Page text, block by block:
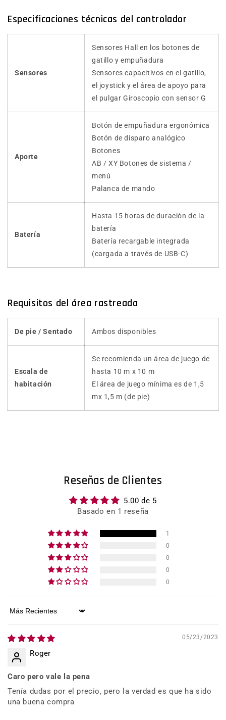
Especificaciones técnicas del controlador
Sensores
Sensores Hall en los botones de
gatillo y empuñadura
Sensores capacitivos en el gatillo,
el joystick y el área de apoyo para
el pulgar Giroscopio con sensor G
Aporte
Botón de empuñadura ergonómica
Botón de disparo analógico
Botones
AB / XY Botones de sistema /
menú
Palanca de mando
Batería
Hasta 15 horas de duración de la
batería
Batería recargable integrada
(cargada a través de USB-C)
Requisitos del área rastreada
De pie / Sentado Ambos disponibles
Escala de
habitación
Se recomienda un área de juego de
hasta 10 m x 10 m
El área de juego mínima es de 1,5
mx 1,5 m (de pie)
Reseñas de Clientes
5.00 de 5
Basado en 1 reseña
1
0
0
0
0
Sort by
05/23/2023
Roger
Caro pero vale la pena
Tenía dudas por el precio, pero la verdad es que ha sido
una buena compra